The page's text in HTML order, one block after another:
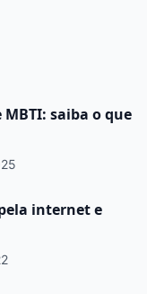
saiba o que
internet e